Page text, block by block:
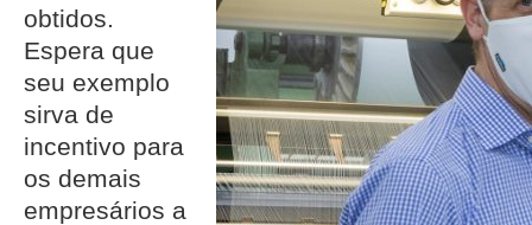
obtidos.
Espera que
seu exemplo
sirva de
incentivo para
os demais
empresários a